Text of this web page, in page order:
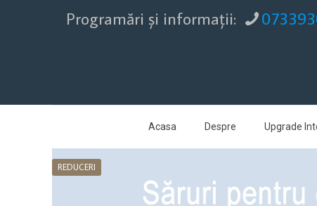
Programări şi informaţii:
Acasa Despre Upgrade
REDUCERI